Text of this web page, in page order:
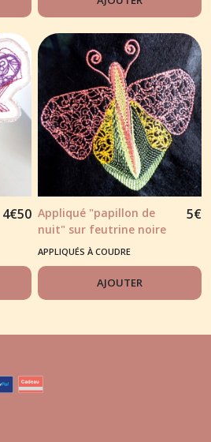
4€50 Appliqué "papillon de
nuit" sur feutrine noire
5€
APPLIQUÉS À COUDRE
AJOUTER